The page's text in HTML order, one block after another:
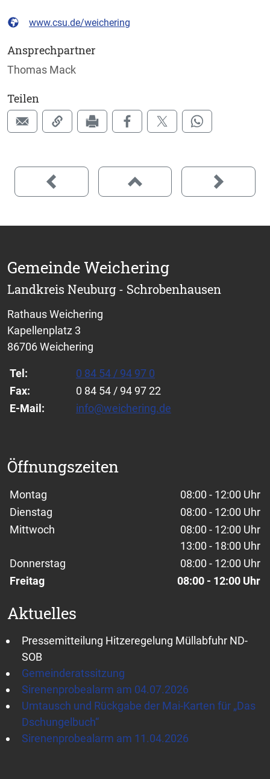
www.csu.de/weichering
Ansprechpartner
Thomas Mack
Teilen
Gemeinde Weichering
Landkreis Neuburg - Schrobenhausen
Rathaus Weichering
Kapellenplatz 3
86706 Weichering
Tel:
0 84 54 / 94 97 0
Fax:
0 84 54 / 94 97 22
E-Mail:
info@weichering.de
Öffnungszeiten
Wochentage / Monate
Öffnungszeiten / Hinweise
Montag
08:00 - 12:00 Uhr
Dienstag
08:00 - 12:00 Uhr
Mittwoch
08:00 - 12:00 Uhr
13:00 - 18:00 Uhr
Donnerstag
08:00 - 12:00 Uhr
Freitag
08:00 - 12:00 Uhr
Aktuelles
Pressemitteilung Hitzeregelung Müllabfuhr ND-
SOB
Gemeinderatssitzung
Sirenenprobealarm am 04.07.2026
Umtausch und Rückgabe der Mai-Karten für „Das
Dschungelbuch“
Sirenenprobealarm am 11.04.2026